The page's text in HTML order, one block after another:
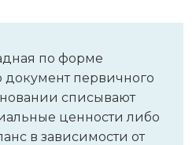
по форме
документ первичного
списывают
ценности либо
в зависимости от